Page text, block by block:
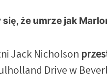
że umrze jak
Jack Nicholson
Drive w